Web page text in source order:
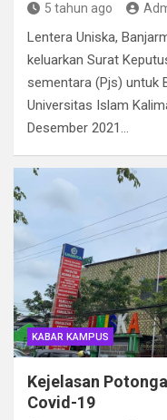
5 tahun ago
Lentera Uniska,
keluarkan Surat
sementara (Pjs) untuk
Universitas Islam
Desember 2021…
KABAR KAMPUS
Kejelasan
Covid-19